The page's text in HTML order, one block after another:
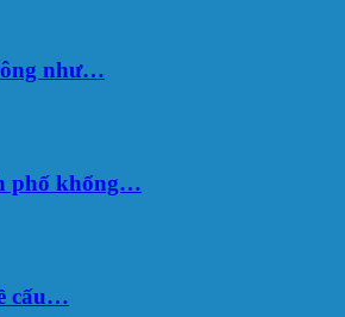
như…
phố khổng…
cấu…